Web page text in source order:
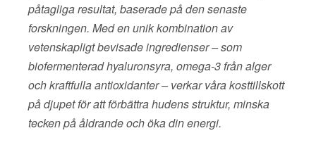
påtagliga resultat, baserade på den senaste
forskningen. Med en unik kombination av
vetenskapligt bevisade ingredienser – som
biofermenterad hyaluronsyra, omega-3 från alger
och kraftfulla antioxidanter – verkar våra kosttillskott
på djupet för att förbättra hudens struktur, minska
tecken på åldrande och öka din energi.